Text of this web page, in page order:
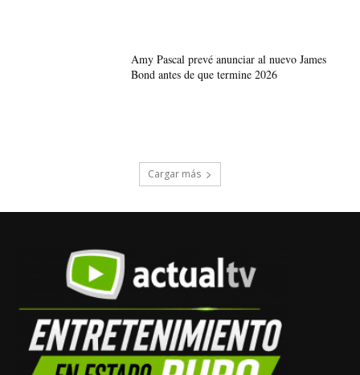
Amy Pascal prevé anunciar al nuevo James
Bond antes de que termine 2026
Cargar más